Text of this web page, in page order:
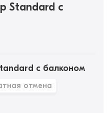
Standard с
с балконом
отмена